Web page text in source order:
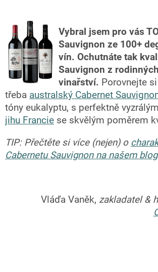
Vybral jsem pro vás
Sauvignon ze 100+
vín. Ochutnáte tak
Sauvignon z rodinných
vinařství. Porovnejte si
třeba australský Cabernet
tóny eukalyptu, s perfektně vyzrálým
jihu Francie se skvělým poměrem
TIP: Přečtěte si více (nejen) o
Cabernetu Sauvignon na našem
Vláďa Vaněk, zakladatel &